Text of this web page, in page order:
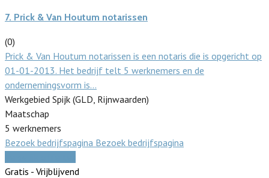
7. Prick & Van Houtum notarissen
(0)
Prick & Van Houtum notarissen is een notaris die is opgericht op
01-01-2013. Het bedrijf telt 5 werknemers en de
ondernemingsvorm is…
Werkgebied Spijk (GLD, Rijnwaarden)
Maatschap
5 werknemers
Bezoek bedrijfspagina Bezoek bedrijfspagina
Gratis - Vrijblijvend